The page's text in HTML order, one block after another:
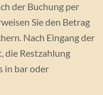
der Buchung per
Sie den Betrag
Nach Eingang der
die Restzahlung
in bar oder